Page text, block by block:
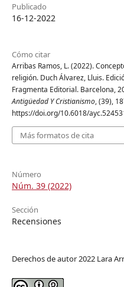
Publicado
16-12-2022
Cómo citar
Arribas Ramos, L. (2022).
religión. Duch Álvarez, Lluis.
Fragmenta Editorial. Barcelona,
Antigüedad Y Cristianismo, (39),
https://doi.org/10.6018/
Más formatos de cita
Número
Núm. 39 (2022)
Sección
Recensiones
Derechos de autor 2022 Lara